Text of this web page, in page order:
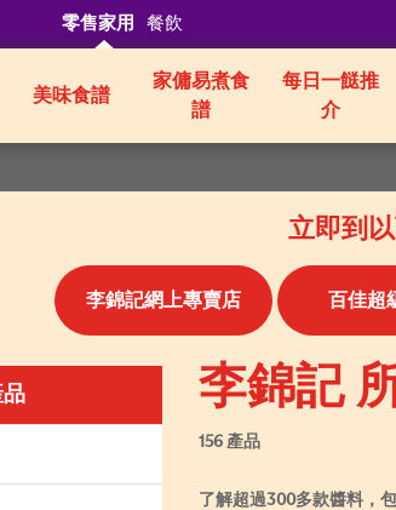
零售家用 餐飲
美味食譜
家傭易煮食
譜
每日一餸推
介
立即到
李錦記網上專賣店 百佳超
品 李錦記
156 產品
了解超過300多款醬料，